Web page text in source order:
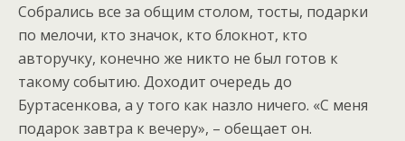
Собрались все за общим столом, тосты, подарки
по мелочи, кто значок, кто блокнот, кто
авторучку, конечно же никто не был готов к
такому событию. Доходит очередь до
Буртасенкова, а у того как назло ничего. «С меня
подарок завтра к вечеру», – обещает он.